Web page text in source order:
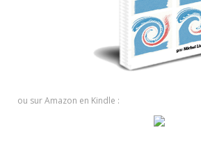
ou sur Amazon en Kindle :